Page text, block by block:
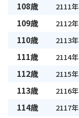
108歳 2111年
109歳 2112年
110歳 2113年
111歳 2114年
112歳 2115年
113歳 2116年
114歳 2117年